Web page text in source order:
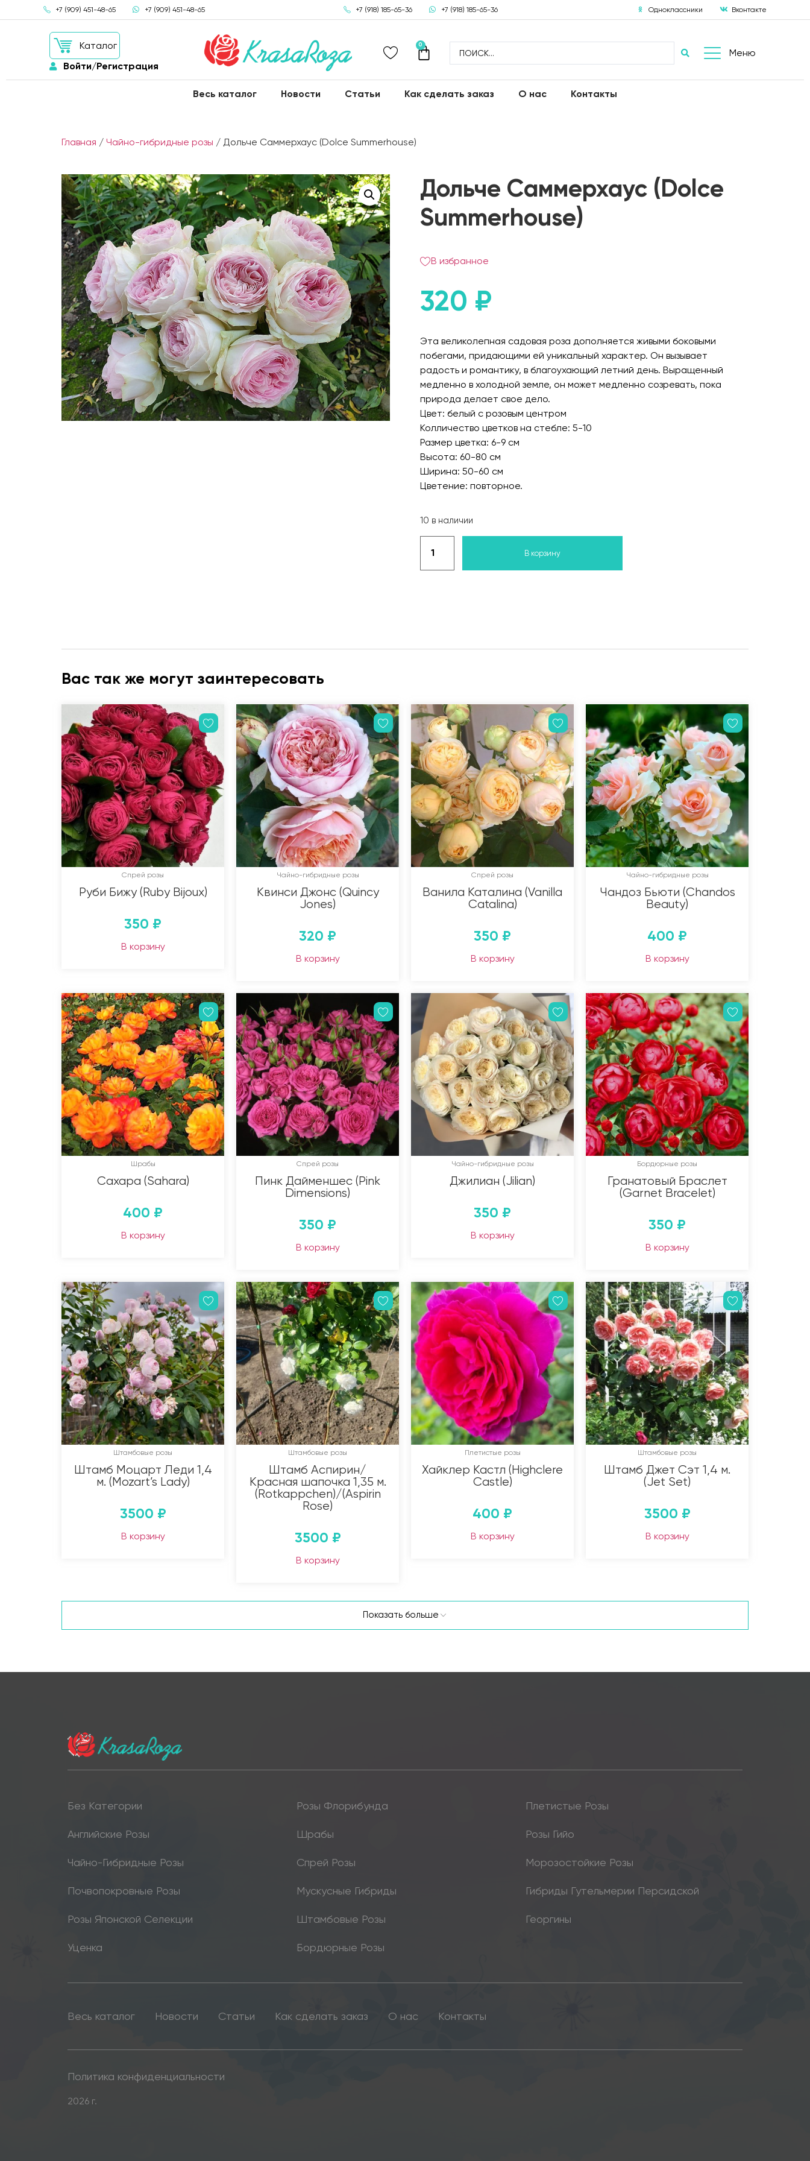
+7 (909) 451-48-65 +7 (909) 451-48-65 +7 (918) 185-65-36 +7 (918) 185-65-36 Одноклассники Вконтакте
Каталог
Войти/Регистрация
0
Меню
Весь каталог Новости Статьи Как сделать заказ О нас Контакты
Главная / Чайно-гибридные розы / Дольче Саммерхаус (Dolce Summerhouse)
Дольче Саммерхаус (Dolce
Summerhouse)
В избранное
320 ₽
Эта великолепная садовая роза дополняется живыми боковыми
побегами, придающими ей уникальный характер. Он вызывает
радость и романтику, в благоухающий летний день. Выращенный
медленно в холодной земле, он может медленно созревать, пока
природа делает свое дело.
Цвет: белый с розовым центром
Колличество цветков на стебле: 5-10
Размер цветка: 6-9 см
Высота: 60-80 см
Ширина: 50-60 см
Цветение: повторное.
10 в наличии
В корзину
Вас так же могут заинтересовать
Спрей розы
Руби Бижу (Ruby Bijoux)
350 ₽
В корзину
Чайно-гибридные розы
Квинси Джонс (Quincy
Jones)
320 ₽
В корзину
Спрей розы
Ванила Каталина (Vanilla
Catalina)
350 ₽
В корзину
Чайно-гибридные розы
Чандоз Бьюти (Chandos
Beauty)
400 ₽
В корзину
Шрабы
Сахара (Sahara)
400 ₽
В корзину
Спрей розы
Пинк Дайменшес (Pink
Dimensions)
350 ₽
В корзину
Чайно-гибридные розы
Джилиан (Jilian)
350 ₽
В корзину
Бордюрные розы
Гранатовый Браслет
(Garnet Bracelet)
350 ₽
В корзину
Штамбовые розы
Штамб Моцарт Леди 1,4
м. (Mozart’s Lady)
3500 ₽
В корзину
Штамбовые розы
Штамб Аспирин/
Красная шапочка 1,35 м.
(Rotkappchen)/(Aspirin
Rose)
3500 ₽
В корзину
Плетистые розы
Хайклер Кастл (Highclere
Castle)
400 ₽
В корзину
Штамбовые розы
Штамб Джет Сэт 1,4 м.
(Jet Set)
3500 ₽
В корзину
Показать больше
Без Категории Розы Флорибунда Плетистые Розы
Английские Розы Шрабы Розы Гийо
Чайно-Гибридные Розы Спрей Розы Морозостойкие Розы
Почвопокровные Розы Мускусные Гибриды Гибриды Гутельмерии Персидской
Розы Японской Селекции Штамбовые Розы Георгины
Уценка Бордюрные Розы
Весь каталог Новости Статьи Как сделать заказ О нас Контакты
Политика конфиденциальности
2026 г.